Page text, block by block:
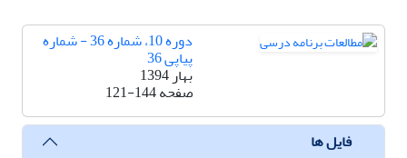
دوره 10، شماره 36 - شماره
پیاپی 36
بهار 1394
صفحه121-144
فایل ها